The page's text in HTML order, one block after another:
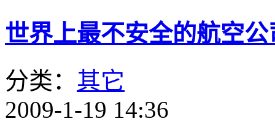
世界上最不安全的航空
分类： 其它
2009-1-19 14:36